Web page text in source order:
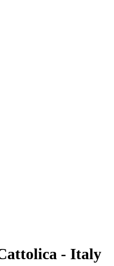
- Italy